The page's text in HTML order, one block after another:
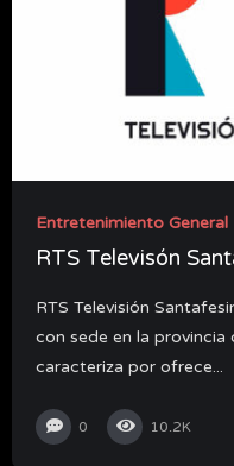
Entretenimiento General
RTS Televisón
RTS Televisión
con sede en la provincia
caracteriza por ofrece...
0 10.2K